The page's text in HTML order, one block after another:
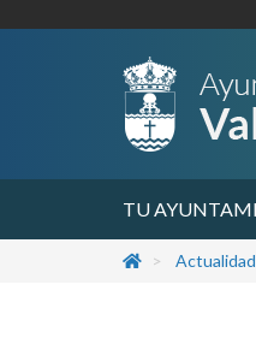
TU
Actualidad